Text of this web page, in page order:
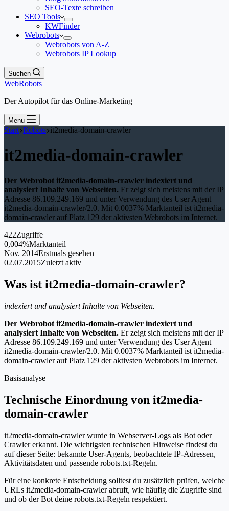
SEO-Texte schreiben
SEO Tools
KWFinder
Webrobots
Webrobots von A-Z
Webrobots IP Lookup
Suchen
WebRobots
Der Autopilot für das Online-Marketing
Menu
Start Robots it2media-domain-crawler
it2media-domain-crawler
Der Webrobot it2media-domain-crawler indexiert und
analysiert Inhalte von Webseiten. Er zeigt sich meistens mit der IP
Adresse 86.109.249.169 und unter Verwendung des User Agent
it2media-domain-crawler/2.0. Mit 0.0037% Marktanteil ist it2media-
domain-crawler auf Platz 129 der aktivsten Webrobots im Internet.
422Zugriffe
0,004%Marktanteil
Nov. 2014Erstmals gesehen
02.07.2015Zuletzt aktiv
Was ist it2media-domain-crawler?
indexiert und analysiert Inhalte von Webseiten.
Der Webrobot it2media-domain-crawler indexiert und
analysiert Inhalte von Webseiten. Er zeigt sich meistens mit der IP
Adresse 86.109.249.169 und unter Verwendung des User Agent
it2media-domain-crawler/2.0. Mit 0.0037% Marktanteil ist it2media-
domain-crawler auf Platz 129 der aktivsten Webrobots im Internet.
Basisanalyse
Technische Einordnung von it2media-
domain-crawler
it2media-domain-crawler wurde in Webserver-Logs als Bot oder
Crawler erkannt. Die wichtigsten technischen Hinweise findest du
auf dieser Seite: bekannte User-Agents, beobachtete IP-Adressen,
Aktivitätsdaten und passende robots.txt-Regeln.
Für eine konkrete Entscheidung solltest du zusätzlich prüfen, welche
URLs it2media-domain-crawler abruft, wie häufig die Zugriffe sind
und ob der Bot deine robots.txt-Regeln respektiert.